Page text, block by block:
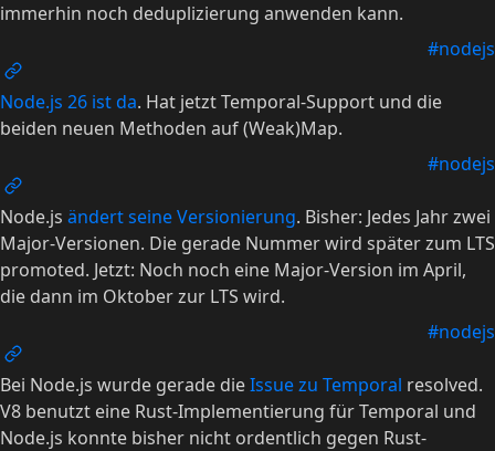
immerhin noch deduplizierung anwenden kann.
#nodejs
Node.js 26 ist da. Hat jetzt Temporal-Support und die
beiden neuen Methoden auf (Weak)Map.
#nodejs
Node.js ändert seine Versionierung. Bisher: Jedes Jahr zwei
Major-Versionen. Die gerade Nummer wird später zum LTS
promoted. Jetzt: Noch noch eine Major-Version im April,
die dann im Oktober zur LTS wird.
#nodejs
Bei Node.js wurde gerade dieIssue zu Temporal resolved.
V8 benutzt eine Rust-Implementierung für Temporal und
Node.js konnte bisher nicht ordentlich gegen Rust-